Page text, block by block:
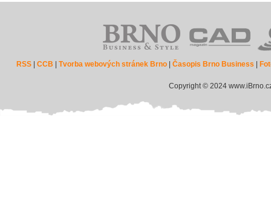
RSS |CCB |Tvorba webových stránek Brno |Časopis Brno Business
Copyright © 2024